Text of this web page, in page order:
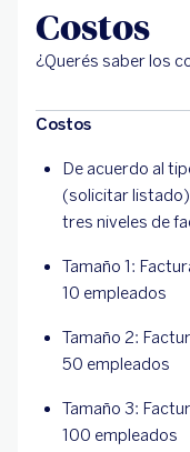
Costos
¿Querés saber los
Costos
De acuerdo al
(solicitar
tres niveles de
Tamaño 1:
10 empleados
Tamaño 2:
50 empleados
Tamaño 3:
100 empleados